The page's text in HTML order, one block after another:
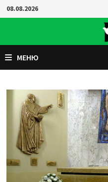
Перейти
к
08.08.2026
МЕНЮ